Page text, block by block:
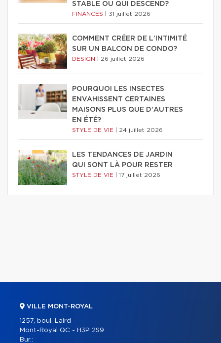
STABLE OU QUI DESCEND?
FINANCES 31 juillet 2026
COMMENT CRÉER DE L'INTIMITÉ
SUR UN BALCON DE CONDO?
DESIGN 26 juillet 2026
POURQUOI LES INSECTES
ENVAHISSENT CERTAINES
MAISONS PLUS QUE D'AUTRES
EN ÉTÉ?
STYLE DE VIE 24 juillet 2026
LES TENDANCES DE JARDIN
QUI SONT LÀ POUR RESTER
STYLE DE VIE 17 juillet 2026
VILLE MONT-ROYAL
1257, boul. Laird
Mont-Royal QC - H3P 2S9
Bur.: